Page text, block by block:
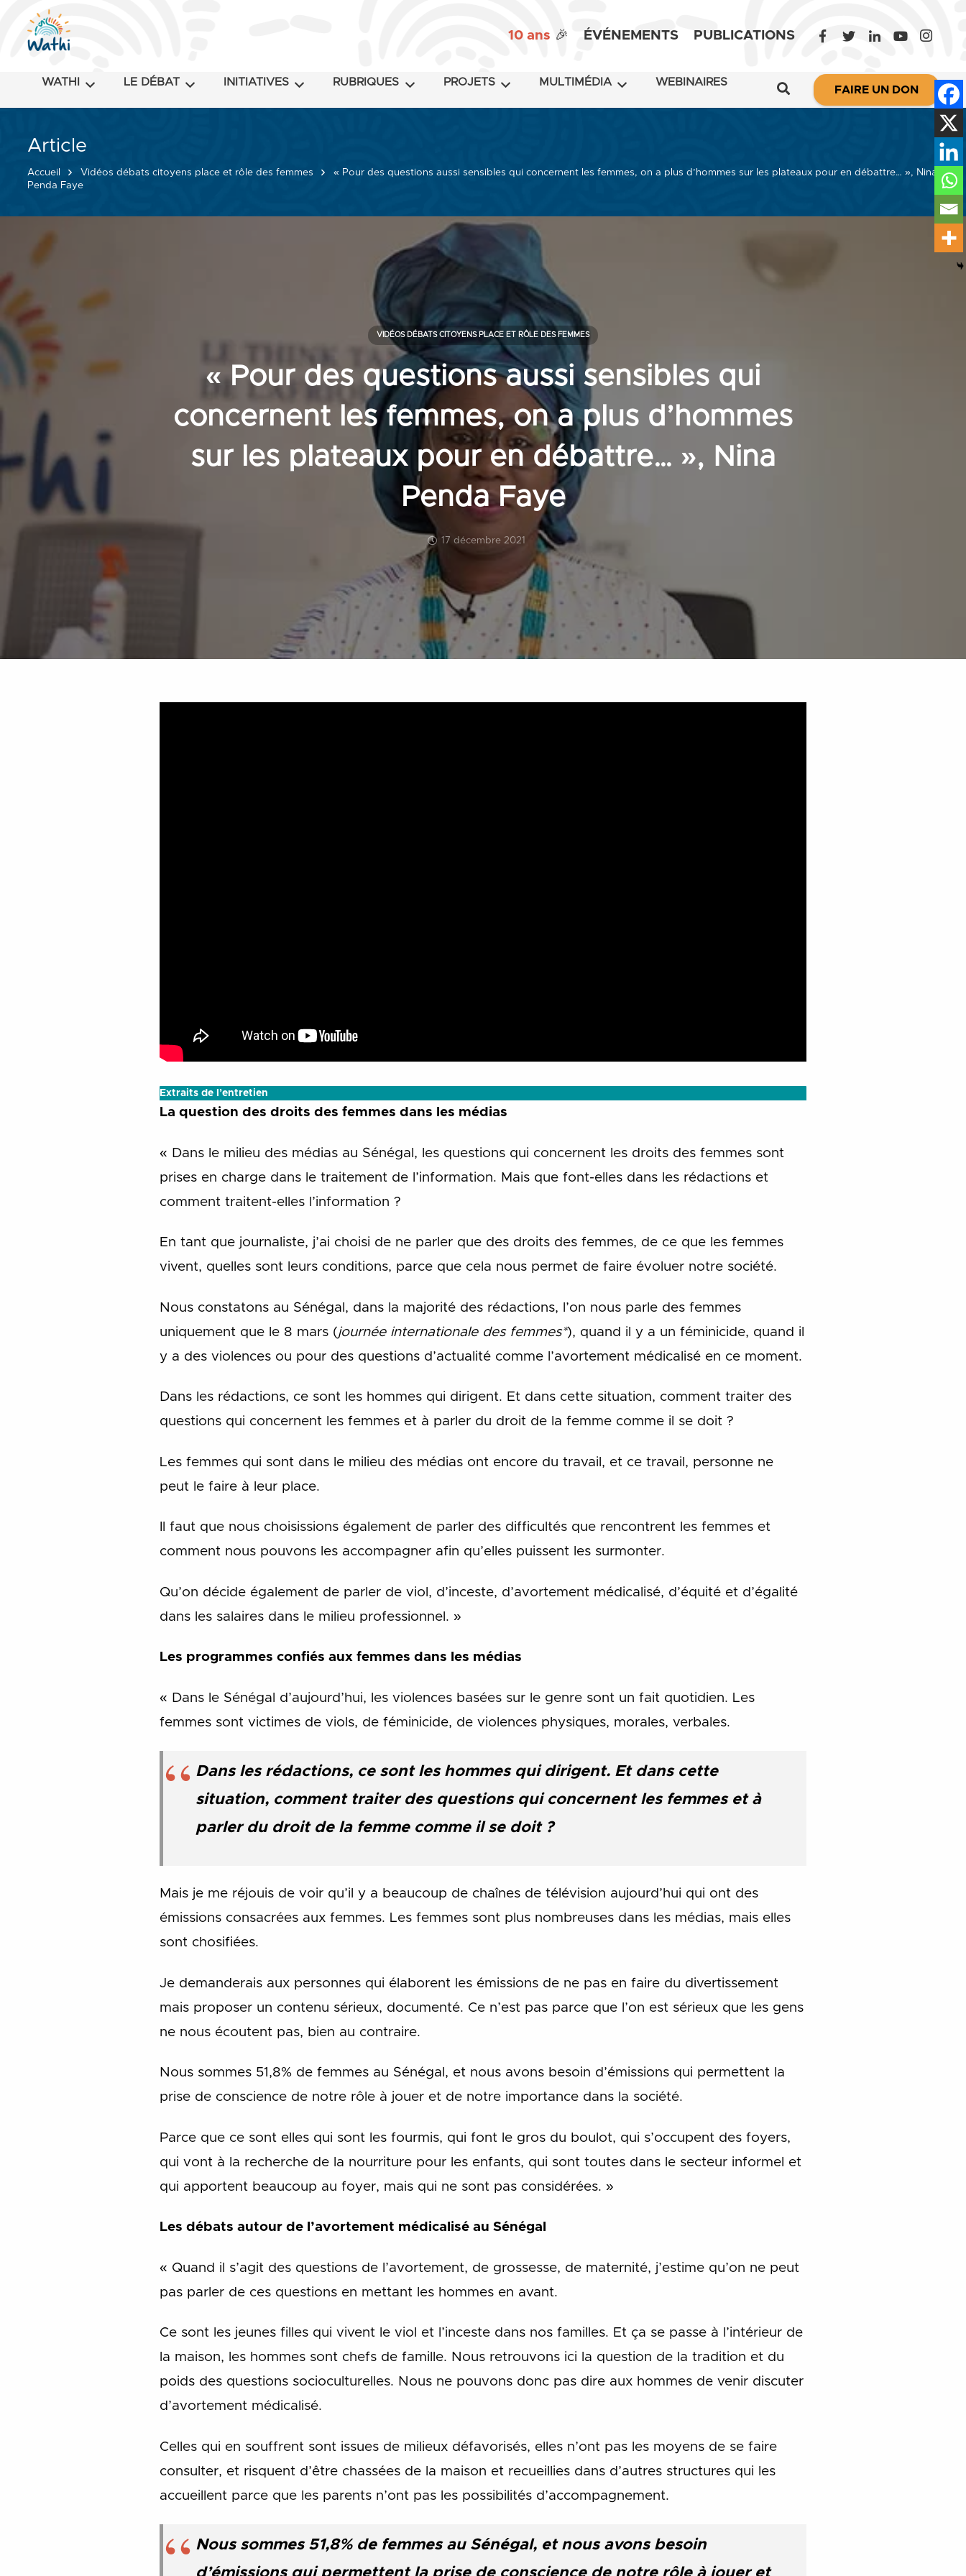
10 ans 🎉 ÉVÉNEMENTS PUBLICATIONS
WATHI LE DÉBAT INITIATIVES RUBRIQUES PROJETS MULTIMÉDIA WEBINAIRES
FAIRE UN DON
Article
Accueil Vidéos débats citoyens place et rôle des femmes
« Pour des questions aussi sensibles qui concernent les femmes, on a plus d’hommes sur les plateaux pour en débattre… », Nina
Penda Faye
« Pour des questions aussi sensibles qui
concernent les femmes, on a plus d’hommes
sur les plateaux pour en débattre… », Nina
Penda Faye
17 décembre 2021
VIDÉOS DÉBATS CITOYENS PLACE ET RÔLE DES FEMMES
Extraits de l’entretien
La question des droits des femmes dans les médias
« Dans le milieu des médias au Sénégal, les questions qui concernent les droits des femmes sont
prises en charge dans le traitement de l’information. Mais que font-elles dans les rédactions et
comment traitent-elles l’information ?
En tant que journaliste, j’ai choisi de ne parler que des droits des femmes, de ce que les femmes
vivent, quelles sont leurs conditions, parce que cela nous permet de faire évoluer notre société.
Nous constatons au Sénégal, dans la majorité des rédactions, l’on nous parle des femmes
uniquement que le 8 mars (journée internationale des femmes*), quand il y a un féminicide, quand il
y a des violences ou pour des questions d’actualité comme l’avortement médicalisé en ce moment.
Dans les rédactions, ce sont les hommes qui dirigent. Et dans cette situation, comment traiter des
questions qui concernent les femmes et à parler du droit de la femme comme il se doit ?
Les femmes qui sont dans le milieu des médias ont encore du travail, et ce travail, personne ne
peut le faire à leur place.
Il faut que nous choisissions également de parler des difficultés que rencontrent les femmes et
comment nous pouvons les accompagner afin qu’elles puissent les surmonter.
Qu’on décide également de parler de viol, d’inceste, d’avortement médicalisé, d’équité et d’égalité
dans les salaires dans le milieu professionnel. »
Les programmes confiés aux femmes dans les médias
« Dans le Sénégal d’aujourd’hui, les violences basées sur le genre sont un fait quotidien. Les
femmes sont victimes de viols, de féminicide, de violences physiques, morales, verbales.
Dans les rédactions, ce sont les hommes qui dirigent. Et dans cette
situation, comment traiter des questions qui concernent les femmes et à
parler du droit de la femme comme il se doit ?
Mais je me réjouis de voir qu’il y a beaucoup de chaînes de télévision aujourd’hui qui ont des
émissions consacrées aux femmes. Les femmes sont plus nombreuses dans les médias, mais elles
sont chosifiées.
Je demanderais aux personnes qui élaborent les émissions de ne pas en faire du divertissement
mais proposer un contenu sérieux, documenté. Ce n’est pas parce que l’on est sérieux que les gens
ne nous écoutent pas, bien au contraire.
Nous sommes 51,8% de femmes au Sénégal, et nous avons besoin d’émissions qui permettent la
prise de conscience de notre rôle à jouer et de notre importance dans la société.
Parce que ce sont elles qui sont les fourmis, qui font le gros du boulot, qui s’occupent des foyers,
qui vont à la recherche de la nourriture pour les enfants, qui sont toutes dans le secteur informel et
qui apportent beaucoup au foyer, mais qui ne sont pas considérées. »
Les débats autour de l’avortement médicalisé au Sénégal
« Quand il s’agit des questions de l’avortement, de grossesse, de maternité, j’estime qu’on ne peut
pas parler de ces questions en mettant les hommes en avant.
Ce sont les jeunes filles qui vivent le viol et l’inceste dans nos familles. Et ça se passe à l’intérieur de
la maison, les hommes sont chefs de famille. Nous retrouvons ici la question de la tradition et du
poids des questions socioculturelles. Nous ne pouvons donc pas dire aux hommes de venir discuter
d’avortement médicalisé.
Celles qui en souffrent sont issues de milieux défavorisés, elles n’ont pas les moyens de se faire
consulter, et risquent d’être chassées de la maison et recueillies dans d’autres structures qui les
accueillent parce que les parents n’ont pas les possibilités d’accompagnement.
Nous sommes 51,8% de femmes au Sénégal, et nous avons besoin